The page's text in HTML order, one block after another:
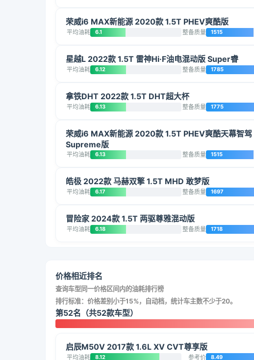
荣威i6 MAX新能源 2020款 1.5T PHEV爽酷版
平均油耗 6.1 整备质量 1515
星越L 2022款 1.5T 雷神Hi·F油电混动版 Super睿
平均油耗 6.12 整备质量 1785
拿铁DHT 2022款 1.5T DHT超大杯
平均油耗 6.13 整备质量 1775
荣威i6 MAX新能源 2020款 1.5T PHEV爽酷天幕智驾
Supreme版
平均油耗 6.13 整备质量 1515
皓极 2022款 马赫双擎 1.5T MHD 敢梦版
平均油耗 6.17 整备质量 1697
冒险家 2024款 1.5T 两驱尊雅混动版
平均油耗 6.18 整备质量 1718
价格相近排名
查询车型同一价格区间内的油耗排行榜
排行标准：价格差别小于15%，自动档，统计车主数不少于20。
第52名（共52款车型）
启辰M50V 2017款 1.6L XV CVT尊享版
平均油耗 8.12 参考价 8.49